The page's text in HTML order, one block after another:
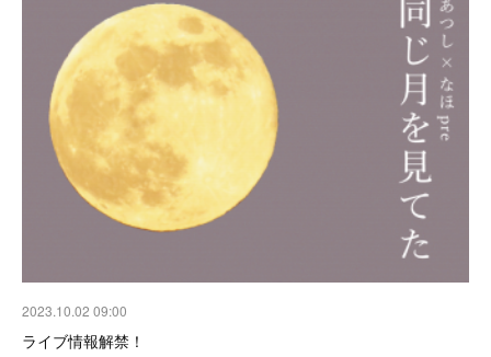
2023.10.02 09:00
ライブ情報解禁！